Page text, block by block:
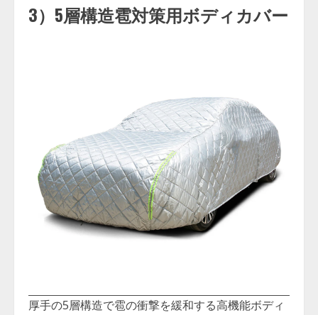
3）5層構造雹対策用ボディカバー
厚手の5層構造で雹の衝撃を緩和する高機能ボディ